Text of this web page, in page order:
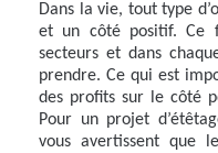
Dans la vie, tout type
et un côté positif. Ce
secteurs et dans
prendre. Ce qui est
des profits sur le côté
Pour un projet
vous avertissent que